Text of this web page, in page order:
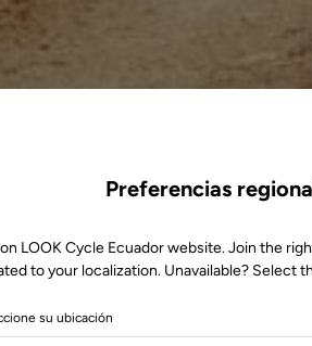
Preferencias
on LOOK Cycle Ecuador website. Join the
to your localization. Unavailable? Select
su ubicación